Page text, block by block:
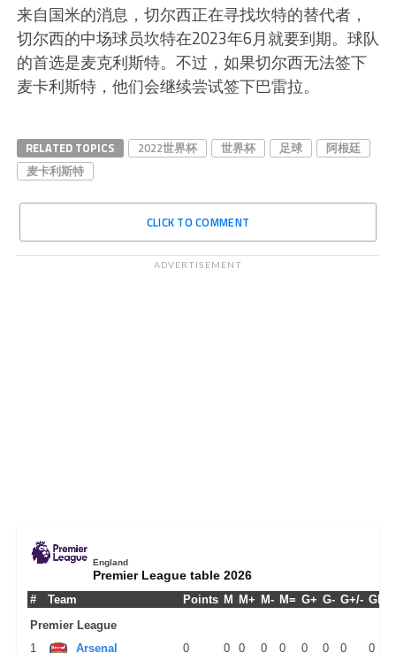
来自国米的消息，切尔西正在寻找坎特的替代者，
切尔西的中场球员坎特在2023年6月就要到期。球队
的首选是麦克利斯特。不过，如果切尔西无法签下
麦卡利斯特，他们会继续尝试签下巴雷拉。
RELATED TOPICS 2022世界杯 世界杯 足球
阿根廷
麦卡利斯特
CLICK TO COMMENT
ADVERTISEMENT
England
Premier League table 2026
# Team Points M M+ M- M= G+ G- G+/- GPM
Premier League
1
Arsenal 0 0 0 0 0 0 0 0 0